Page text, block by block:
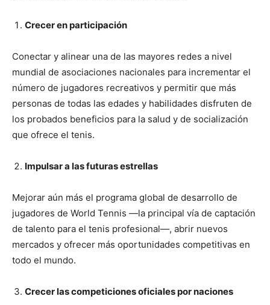
Crecer en participación
Conectar y alinear una de las mayores redes a nivel
mundial de asociaciones nacionales para incrementar el
número de jugadores recreativos y permitir que más
personas de todas las edades y habilidades disfruten de
los probados beneficios para la salud y de socialización
que ofrece el tenis.
Impulsar a las futuras estrellas
Mejorar aún más el programa global de desarrollo de
jugadores de World Tennis —la principal vía de captación
de talento para el tenis profesional—, abrir nuevos
mercados y ofrecer más oportunidades competitivas en
todo el mundo.
Crecer las competiciones oficiales por naciones